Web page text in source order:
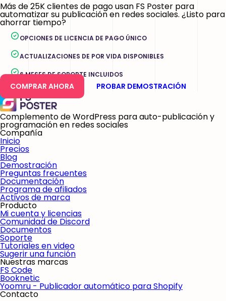
Más de 25K clientes de pago usan FS Poster para
automatizar su publicación en redes sociales. ¿Listo para
ahorrar tiempo?
OPCIONES DE LICENCIA DE PAGO ÚNICO
ACTUALIZACIONES DE POR VIDA DISPONIBLES
6 MESES DE SOPORTE INCLUIDOS
COMPRAR AHORA PROBAR DEMOSTRACIÓN
Complemento de WordPress para auto-publicación y
programación en redes sociales
Compañía
Inicio
Precios
Blog
Demostración
Preguntas frecuentes
Documentación
Programa de afiliados
Activos de marca
Producto
Mi cuenta y licencias
Comunidad de Discord
Documentos
Soporte
Tutoriales en video
Sugerir una función
Nuestras marcas
FS Code
Booknetic
Yoomru - Publicador automático para Shopify
Contacto